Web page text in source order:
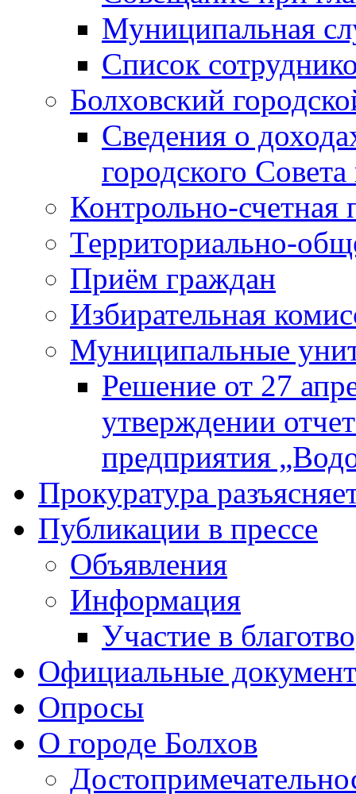
Муниципальная
Список
Болховский
Сведения о
городского
Контрольно-счетная
Территориально-
Приём граждан
Избирательная
Муниципальные
Решение от 27
утверждении
предприятия
Прокуратура
Публикации в прессе
Объявления
Информация
Участие в
Официальные
Опросы
О городе Болхов